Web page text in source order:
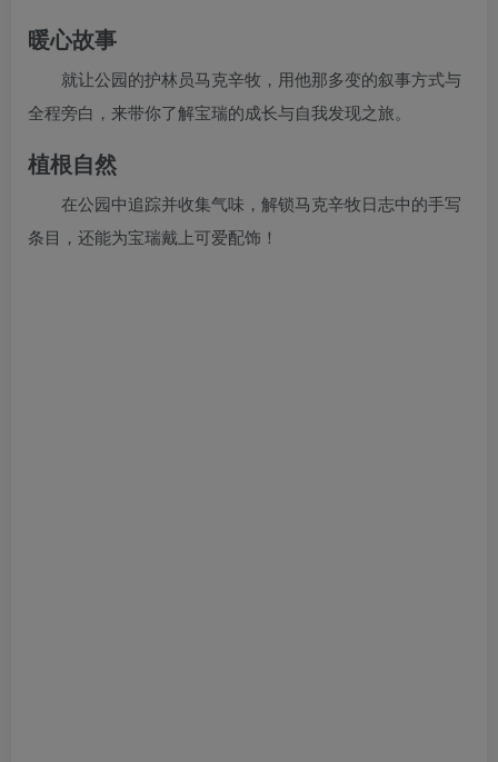
暖心故事
就让公园的护林员马克辛牧，用他那多变的叙事方式与
全程旁白，来带你了解宝瑞的成长与自我发现之旅。
植根自然
在公园中追踪并收集气味，解锁马克辛牧日志中的手写
条目，还能为宝瑞戴上可爱配饰！